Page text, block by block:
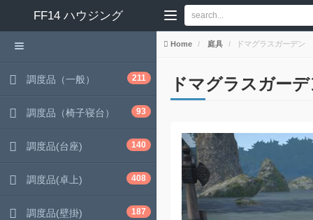
FF14 ハウジング
Home 庭具 ドマグラスガーデン
ドマグラスガー
調度品（一般） 211
調度品（椅子寝台） 93
調度品(台座) 140
調度品(卓上) 408
調度品(壁掛) 187